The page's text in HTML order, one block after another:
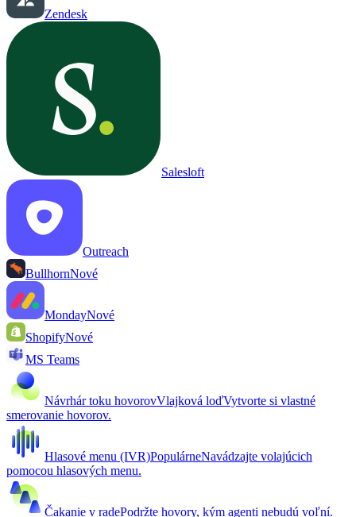
Zendesk
Salesloft
Outreach
BullhornNové
MondayNové
ShopifyNové
MS Teams
Návrhár toku hovorovVlajková loďVytvorte si vlastné
smerovanie hovorov.
Hlasové menu (IVR)PopulárneNavádzajte volajúcich
pomocou hlasových menu.
Čakanie v radePodržte hovory, kým agenti nebudú voľní.